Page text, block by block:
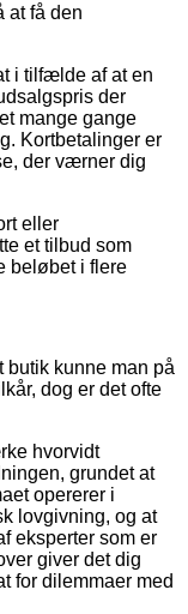
at få den
i tilfælde af at en
der
mange gange
Kortbetalinger er
der værner dig
eller
et tilbud som
beløbet i flere
butik kunne man på
dog er det ofte
hvorvidt
grundet at
opererer i
lovgivning, og at
eksperter som er
giver det dig
for dilemmaer med